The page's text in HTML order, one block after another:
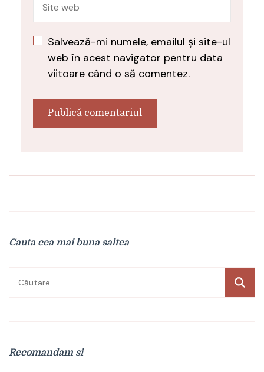
Salvează-mi numele, emailul și site-ul
web în acest navigator pentru data
viitoare când o să comentez.
Cauta cea mai buna saltea
Caută
Recomandam si